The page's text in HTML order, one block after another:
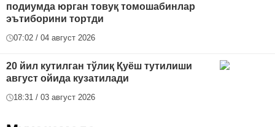
подиумда юрган товуқ томошабинлар
эътиборини тортди
07:02 / 04 август 2026
20 йил кутилган тўлиқ Қуёш тутилиши
август ойида кузатилади
18:31 / 03 август 2026